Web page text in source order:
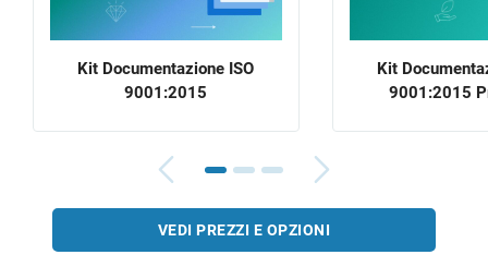
Kit Documentazione ISO
9001:2015
Kit
9001:2015
VEDI PREZZI E OPZIONI